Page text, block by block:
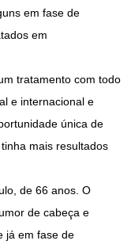
em fase de
em
tratamento com todo
e internacional e
única de
mais resultados
de 66 anos. O
de cabeça e
já em fase de